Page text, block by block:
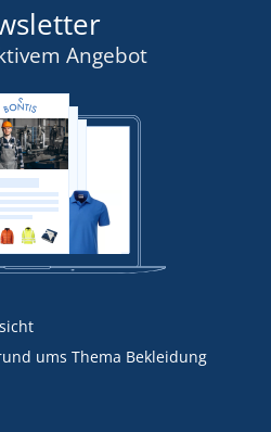
Angebot
ums Thema Bekleidung